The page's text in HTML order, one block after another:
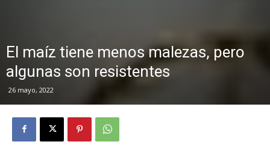
El maíz tiene menos malezas, pero
algunas son resistentes
26 mayo, 2022